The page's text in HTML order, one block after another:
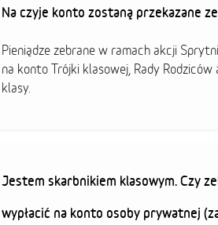
Na czyje konto zostaną przekazane
Pieniądze zebrane w ramach akcji
na konto Trójki klasowej, Rady
klasy.
Jestem skarbnikiem klasowym. Czy
wypłacić na konto osoby prywatnej